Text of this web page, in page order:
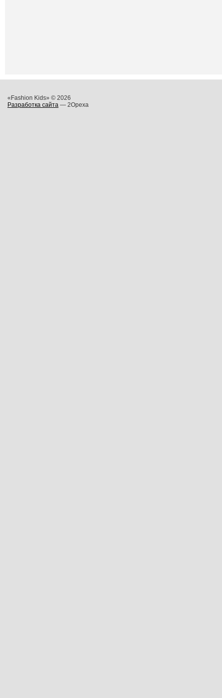
«Fashion Kids» © 2026
Разработка сайта — 2Opexa